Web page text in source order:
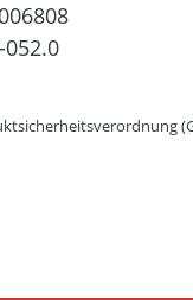
052.0